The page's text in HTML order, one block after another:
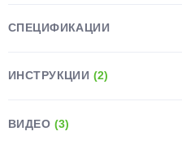
СПЕЦИФИКАЦИИ
ИНСТРУКЦИИ (2)
ВИДЕО (3)